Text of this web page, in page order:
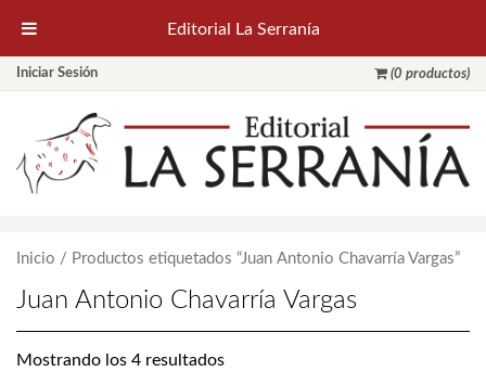
Iniciar Sesión (0 productos)
Inicio / Productos etiquetados “Juan Antonio Chavarría Vargas”
Juan Antonio Chavarría Vargas
Mostrando los 4 resultados
Editorial La Serranía